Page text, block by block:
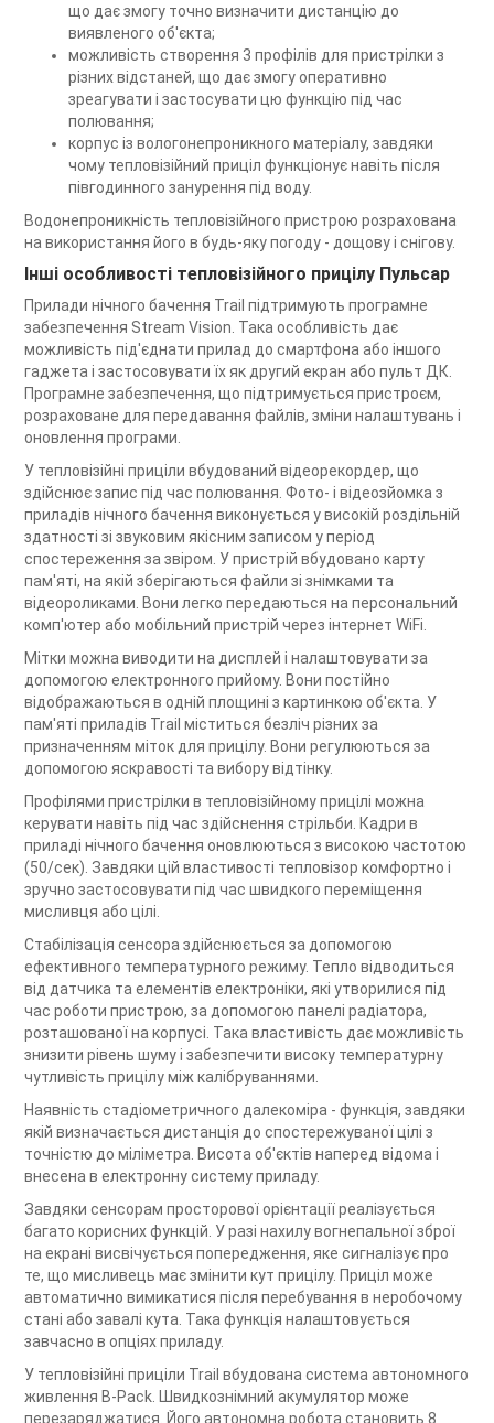
що дає змогу точно визначити дистанцію до
виявленого об'єкта;
можливість створення 3 профілів для пристрілки з
різних відстаней, що дає змогу оперативно
зреагувати і застосувати цю функцію під час
полювання;
корпус із вологонепроникного матеріалу, завдяки
чому тепловізійний приціл функціонує навіть після
півгодинного занурення під воду.
Водонепроникність тепловізійного пристрою розрахована
на використання його в будь-яку погоду - дощову і снігову.
Інші особливості тепловізійного прицілу Пульсар
Прилади нічного бачення Trail підтримують програмне
забезпечення Stream Vision. Така особливість дає
можливість під'єднати прилад до смартфона або іншого
гаджета і застосовувати їх як другий екран або пульт ДК.
Програмне забезпечення, що підтримується пристроєм,
розраховане для передавання файлів, зміни налаштувань і
оновлення програми.
У тепловізійні приціли вбудований відеорекордер, що
здійснює запис під час полювання. Фото- і відеозйомка з
приладів нічного бачення виконується у високій роздільній
здатності зі звуковим якісним записом у період
спостереження за звіром. У пристрій вбудовано карту
пам'яті, на якій зберігаються файли зі знімками та
відеороликами. Вони легко передаються на персональний
комп'ютер або мобільний пристрій через інтернет WiFi.
Мітки можна виводити на дисплей і налаштовувати за
допомогою електронного прийому. Вони постійно
відображаються в одній площині з картинкою об'єкта. У
пам'яті приладів Trail міститься безліч різних за
призначенням міток для прицілу. Вони регулюються за
допомогою яскравості та вибору відтінку.
Профілями пристрілки в тепловізійному прицілі можна
керувати навіть під час здійснення стрільби. Кадри в
приладі нічного бачення оновлюються з високою частотою
(50/сек). Завдяки цій властивості тепловізор комфортно і
зручно застосовувати під час швидкого переміщення
мисливця або цілі.
Стабілізація сенсора здійснюється за допомогою
ефективного температурного режиму. Тепло відводиться
від датчика та елементів електроніки, які утворилися під
час роботи пристрою, за допомогою панелі радіатора,
розташованої на корпусі. Така властивість дає можливість
знизити рівень шуму і забезпечити високу температурну
чутливість прицілу між калібруваннями.
Наявність стадіометричного далекоміра - функція, завдяки
якій визначається дистанція до спостережуваної цілі з
точністю до міліметра. Висота об'єктів наперед відома і
внесена в електронну систему приладу.
Завдяки сенсорам просторової орієнтації реалізується
багато корисних функцій. У разі нахилу вогнепальної зброї
на екрані висвічується попередження, яке сигналізує про
те, що мисливець має змінити кут прицілу. Приціл може
автоматично вимикатися після перебування в неробочому
стані або завалі кута. Така функція налаштовується
завчасно в опціях приладу.
У тепловізійні приціли Trail вбудована система автономного
живлення B-Pack. Швидкознімний акумулятор може
перезаряджатися. Його автономна робота становить 8